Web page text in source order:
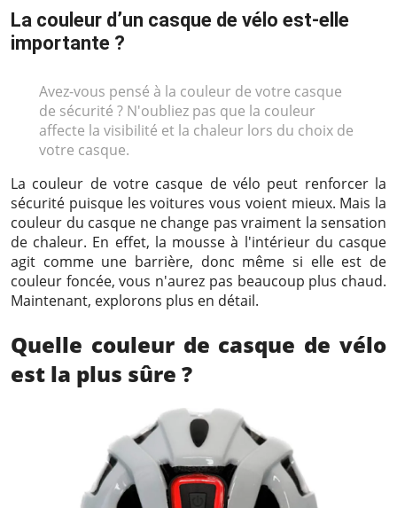
La couleur d’un casque de vélo est-elle
importante ?
Avez-vous pensé à la couleur de votre casque
de sécurité ? N'oubliez pas que la couleur
affecte la visibilité et la chaleur lors du choix de
votre casque.
La couleur de votre casque de vélo peut renforcer la
sécurité puisque les voitures vous voient mieux. Mais la
couleur du casque ne change pas vraiment la sensation
de chaleur. En effet, la mousse à l'intérieur du casque
agit comme une barrière, donc même si elle est de
couleur foncée, vous n'aurez pas beaucoup plus chaud.
Maintenant, explorons plus en détail.
Quelle couleur de casque de vélo
est la plus sûre ?